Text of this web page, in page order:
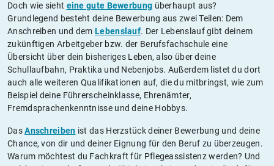
Doch wie sieht eine gute Bewerbung überhaupt aus?
Grundlegend besteht deine Bewerbung aus zwei Teilen: Dem
Anschreiben und demLebenslauf. Der Lebenslauf gibt deinem
zukünftigen Arbeitgeber bzw. der Berufsfachschule eine
Übersicht über dein bisheriges Leben, also über deine
Schullaufbahn, Praktika und Nebenjobs. Außerdem listet du dort
auch alle weiteren Qualifikationen auf, die du mitbringst, wie zum
Beispiel deine Führerscheinklasse, Ehrenämter,
Fremdsprachenkenntnisse und deine Hobbys.
DasAnschreiben ist das Herzstück deiner Bewerbung und deine
Chance, von dir und deiner Eignung für den Beruf zu überzeugen.
Warum möchtest du Fachkraft für Pflegeassistenz werden? Und